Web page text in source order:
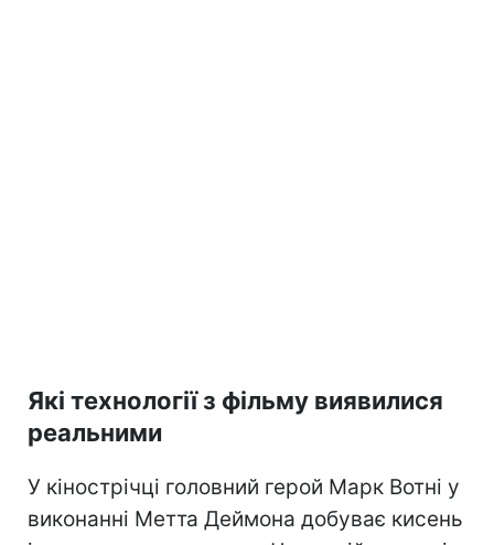
Які технології з фільму виявилися
реальними
У кінострічці головний герой Марк Вотні у
виконанні Метта Деймона добуває кисень